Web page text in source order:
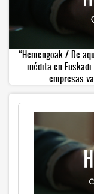
“Hemengoak / De
inédita en
empresas